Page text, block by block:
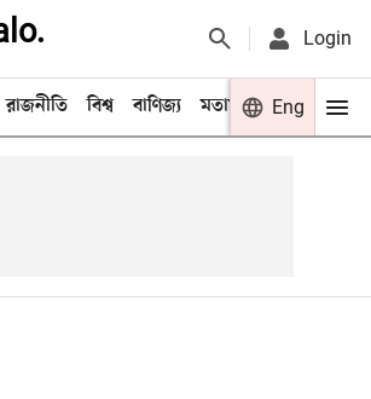
Login
রাজনীতি বিশ্ব বাণিজ্য মতামত খেলা
Eng